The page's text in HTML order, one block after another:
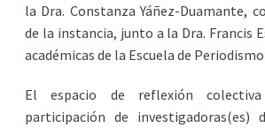
la Dra. Constanza Yáñez-Duamante,
de la instancia, junto a la Dra. Francis
académicas de la Escuela de Periodismo
El espacio de reflexión
participación de investigadoras(es)